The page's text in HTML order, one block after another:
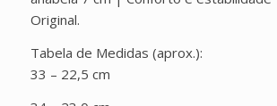
Original.
Tabela de Medidas (aprox.):
33 – 22,5 cm